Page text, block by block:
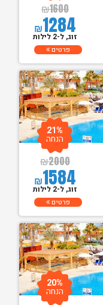
₪1600
₪1284
זוג, ל-2 לילות
פרטים
₪2000
₪1584
21%
הנחה
זוג, ל-2 לילות
פרטים
20%
הנחה